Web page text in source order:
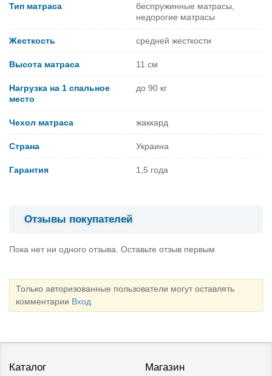
Тип матраса
беспружинные матрасы,
недорогие матрасы
Жесткость средней жесткости
Высота матраса 11 см
Нагрузка на 1 спальное
место
до 90 кг
Чехол матраса жаккард
Страна Украина
Гарантия 1,5 года
Отзывы покупателей
Пока нет ни одного отзыва. Оставьте отзыв первым
Только авторизованные пользователи могут оставлять
комментарии Вход
Каталог Магазин